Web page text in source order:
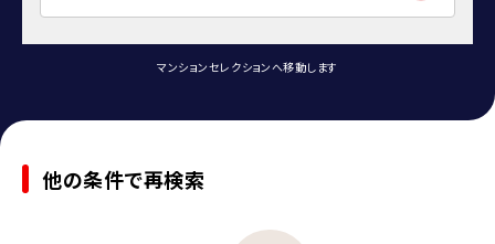
マンションセレクションへ移動します
他の条件で再検索